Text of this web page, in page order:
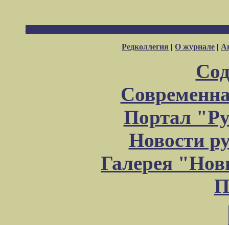
Редколлегия | О журнале |
Портал
Новости
Галерея